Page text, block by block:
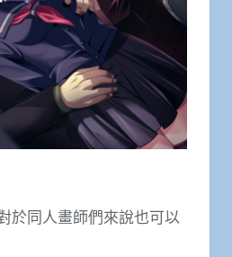
於同人畫師們來說也可以